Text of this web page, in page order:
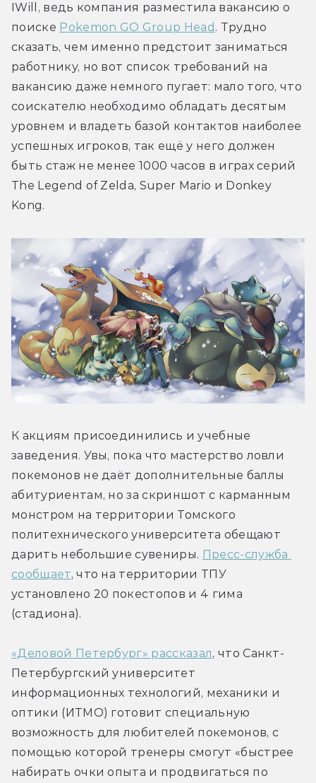
IWill, ведь компания разместила вакансию о
поиске Pokemon GO Group Head . Трудно
сказать, чем именно предстоит заниматься
работнику, но вот список требований на
вакансию даже немного пугает: мало того, что
соискателю необходимо обладать десятым
уровнем и владеть базой контактов наиболее
успешных игроков, так ещё у него должен
быть стаж не менее 1000 часов в играх серий
The Legend of Zelda, Super Mario и Donkey
Kong.
К акциям присоединились и учебные
заведения. Увы, пока что мастерство ловли
покемонов не даёт дополнительные баллы
абитуриентам, но за скриншот с карманным
монстром на территории Томского
политехнического университета обещают
дарить небольшие сувениры. Пресс-служба
сообщает, что на территории ТПУ
установлено 20 покестопов и 4 гима
(стадиона).
«Деловой Петербург» рассказал, что Санкт-
Петербургский университет
информационных технологий, механики и
оптики (ИТМО) готовит специальную
возможность для любителей покемонов, с
помощью которой тренеры смогут «быстрее
набирать очки опыта и продвигаться по